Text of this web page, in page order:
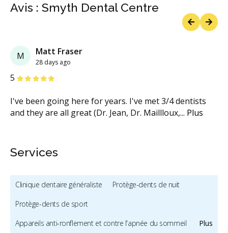
Avis : Smyth Dental Centre
M Matt Fraser
28 days ago
5 étoiles
I've been going here for years. I've met 3/4 dentists
and they are all great (Dr. Jean, Dr. Maillloux,... Plus
étoiles
étoiles
étoiles
étoiles
Services
Plus
Clinique dentaire généraliste
Protège-dents de nuit
Protège-dents de sport
Appareils anti-ronflement et contre l'apnée du sommeil